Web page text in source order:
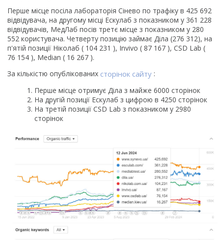
Перше місце посіла лабораторія Сінево по трафіку в 425 692
відвідувача, на другому місці Ескулаб з показником у 361 228
відвідувачів, МедЛаб посів третє місце з показником у 280
552 користувача. Четверту позицію займає Діла (276 312), на
п'ятій позиції Ніколаб ( 104 231 ), Invivo ( 87 167 ), CSD Lab (
76 154 ), Median ( 16 267 ).
За кількістю опублікованих сторінок сайту :
Перше місце отримує Діла з майже 6000 сторінок
На другій позиції Ескулаб з цифрою в 4250 сторінок
На третій позиції CSD Lab з показником у 2980
сторінок